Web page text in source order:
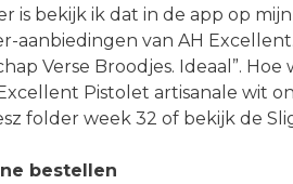
is bekijk ik dat in de app op mijn
aanbiedingen van AH
Verse Broodjes. Ideaal”. Hoe
Pistolet artisanale wit
folder week 32 of bekijk de
bestellen